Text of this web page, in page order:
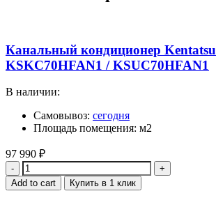
Канальный кондиционер Kentatsu
KSKC70HFAN1 / KSUC70HFAN1
В наличии:
Самовывоз: сегодня
Площадь помещения: м2
97 990 ₽
Quantity
Add to cart Купить в 1 клик